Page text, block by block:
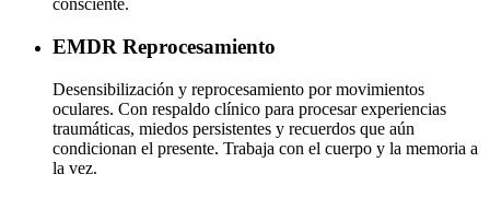
consciente.
EMDR Reprocesamiento
Desensibilización y reprocesamiento por movimientos
oculares. Con respaldo clínico para procesar experiencias
traumáticas, miedos persistentes y recuerdos que aún
condicionan el presente. Trabaja con el cuerpo y la memoria a
la vez.